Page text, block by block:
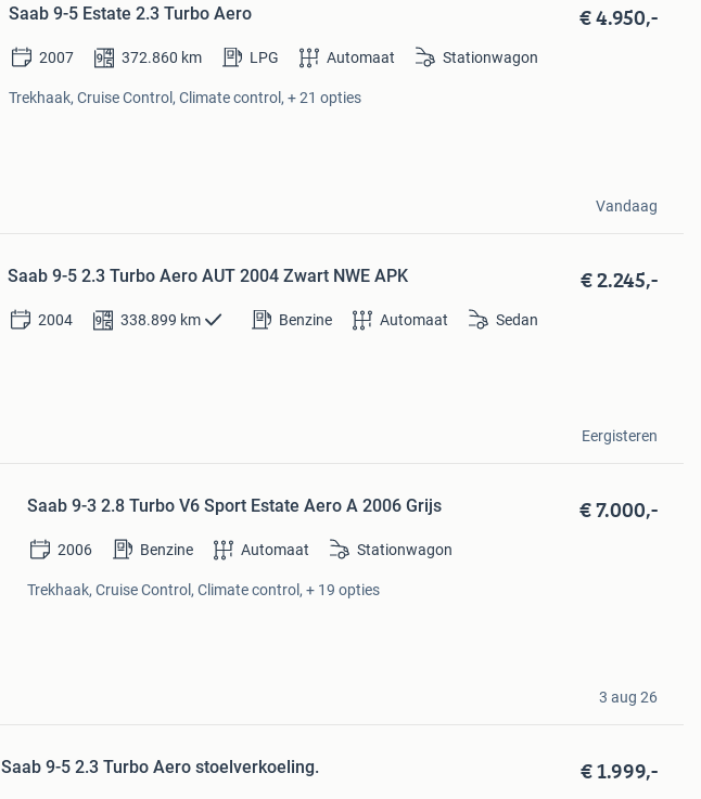
Saab 9-5 Estate 2.3 Turbo Aero € 4.950,-
2007 372.860 km LPG Automaat Stationwagon
Trekhaak, Cruise Control, Climate control, + 21 opties
Vandaag
Saab 9-5 2.3 Turbo Aero AUT 2004 Zwart NWE APK € 2.245,-
2004 338.899 km Benzine Automaat Sedan
Eergisteren
Saab 9-3 2.8 Turbo V6 Sport Estate Aero A 2006 Grijs € 7.000,-
2006 Benzine Automaat Stationwagon
Trekhaak, Cruise Control, Climate control, + 19 opties
3 aug 26
Saab 9-5 2.3 Turbo Aero stoelverkoeling. € 1.999,-